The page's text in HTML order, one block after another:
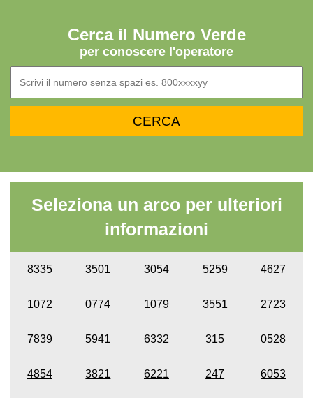
Cerca il Numero Verde
per conoscere l'operatore
Seleziona un arco per ulteriori
informazioni
8335 3501 3054 5259 4627
1072 0774 1079 3551 2723
7839 5941 6332 315 0528
4854 3821 6221 247 6053